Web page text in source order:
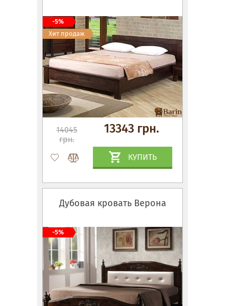
14045
грн.
13343 грн.
КУПИТЬ
-5%
Хит продаж
Дубовая кровать Верона
-5%